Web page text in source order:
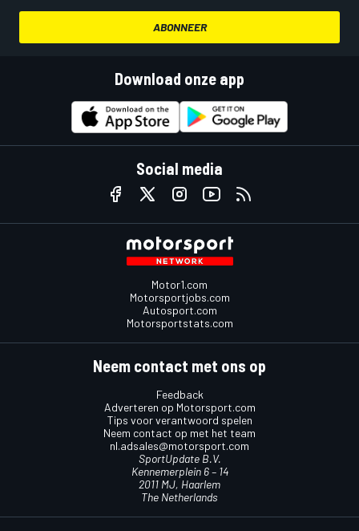
ABONNEER
Download onze app
Social media
Motor1.com
Motorsportjobs.com
Autosport.com
Motorsportstats.com
Neem contact met ons op
Feedback
Adverteren op Motorsport.com
Tips voor verantwoord spelen
Neem contact op met het team
nl.adsales@motorsport.com
SportUpdate B.V.
Kennemerplein 6 – 14
2011 MJ, Haarlem
The Netherlands